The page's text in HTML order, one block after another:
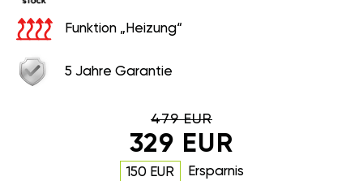
Funktion „Heizung“
5 Jahre Garantie
479 EUR
329 EUR
150 EUR Ersparnis